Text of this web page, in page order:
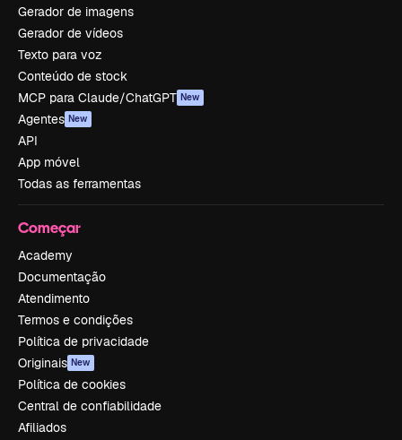
Gerador de imagens
Gerador de vídeos
Texto para voz
Conteúdo de stock
MCP para Claude/ChatGPT New
Agentes New
API
App móvel
Todas as ferramentas
Começar
Academy
Documentação
Atendimento
Termos e condições
Política de privacidade
Originais New
Política de cookies
Central de confiabilidade
Afiliados